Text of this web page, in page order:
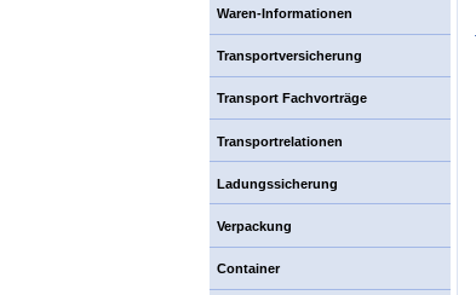
Waren-Informationen
Transportversicherung
Transport Fachvorträge
Transportrelationen
Ladungssicherung
Verpackung
Container